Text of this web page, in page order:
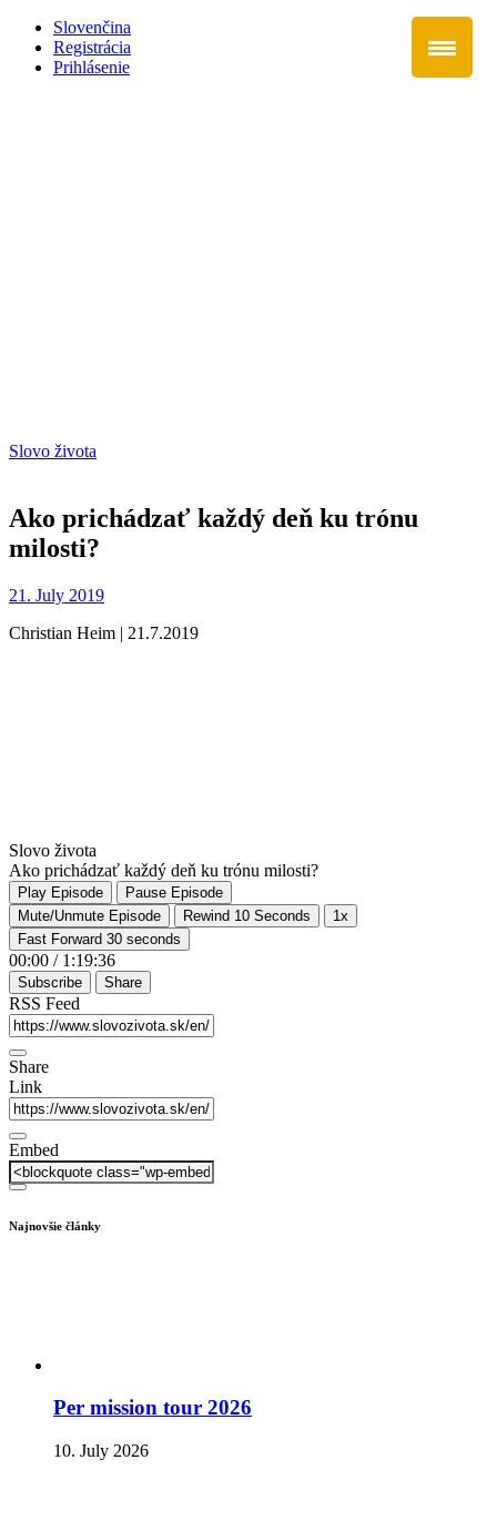
Slovenčina
Registrácia
Prihlásenie
Slovo života
Ako prichádzať každý deň ku trónu
milosti?
21. July 2019
Christian Heim | 21.7.2019
Slovo života
Ako prichádzať každý deň ku trónu milosti?
Play Episode
Pause Episode
Mute/Unmute Episode
Rewind 10 Seconds
1x
Fast Forward 30 seconds
00:00 / 1:19:36
Subscribe Share
RSS Feed
Share
Link
Embed
Najnovšie články
Per mission tour 2026
10. July 2026